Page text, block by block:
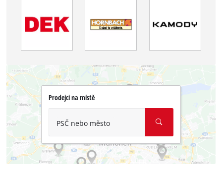
Prodejci na místě
PSČ nebo město